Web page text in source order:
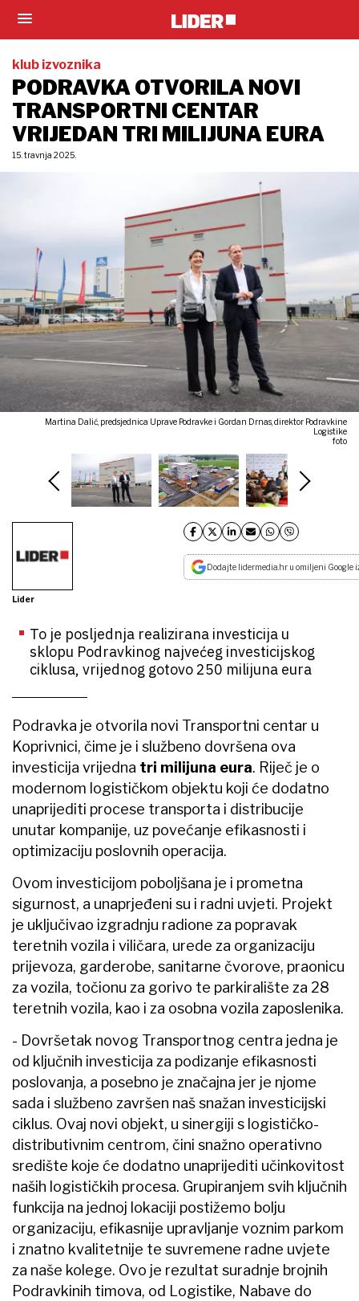
klub izvoznika
PODRAVKA OTVORILA NOVI
TRANSPORTNI CENTAR
VRIJEDAN TRI MILIJUNA EURA
15. travnja 2025.
Martina Dalić, predsjednica Uprave Podravke i Gordan Drnas, direktor Podravkine
Logistike
foto
Lider
Dodajte lidermedia.hr u omiljeni Google
To je posljednja realizirana investicija u
sklopu Podravkinog najvećeg investicijskog
ciklusa, vrijednog gotovo 250 milijuna eura
Podravka je otvorila novi Transportni centar u
Koprivnici, čime je i službeno dovršena ova
investicija vrijedna tri milijuna eura. Riječ je o
modernom logističkom objektu koji će dodatno
unaprijediti procese transporta i distribucije
unutar kompanije, uz povećanje efikasnosti i
optimizaciju poslovnih operacija.
Ovom investicijom poboljšana je i prometna
sigurnost, a unaprjeđeni su i radni uvjeti. Projekt
je uključivao izgradnju radione za popravak
teretnih vozila i viličara, urede za organizaciju
prijevoza, garderobe, sanitarne čvorove, praonicu
za vozila, točionu za gorivo te parkiralište za 28
teretnih vozila, kao i za osobna vozila zaposlenika.
- Dovršetak novog Transportnog centra jedna je
od ključnih investicija za podizanje efikasnosti
poslovanja, a posebno je značajna jer je njome
sada i službeno završen naš snažan investicijski
ciklus. Ovaj novi objekt, u sinergiji s logističko-
distributivnim centrom, čini snažno operativno
središte koje će dodatno unaprijediti učinkovitost
naših logističkih procesa. Grupiranjem svih ključnih
funkcija na jednoj lokaciji postižemo bolju
organizaciju, efikasnije upravljanje voznim parkom
i znatno kvalitetnije te suvremene radne uvjete
za naše kolege. Ovo je rezultat suradnje brojnih
Podravkinih timova, od Logistike, Nabave do